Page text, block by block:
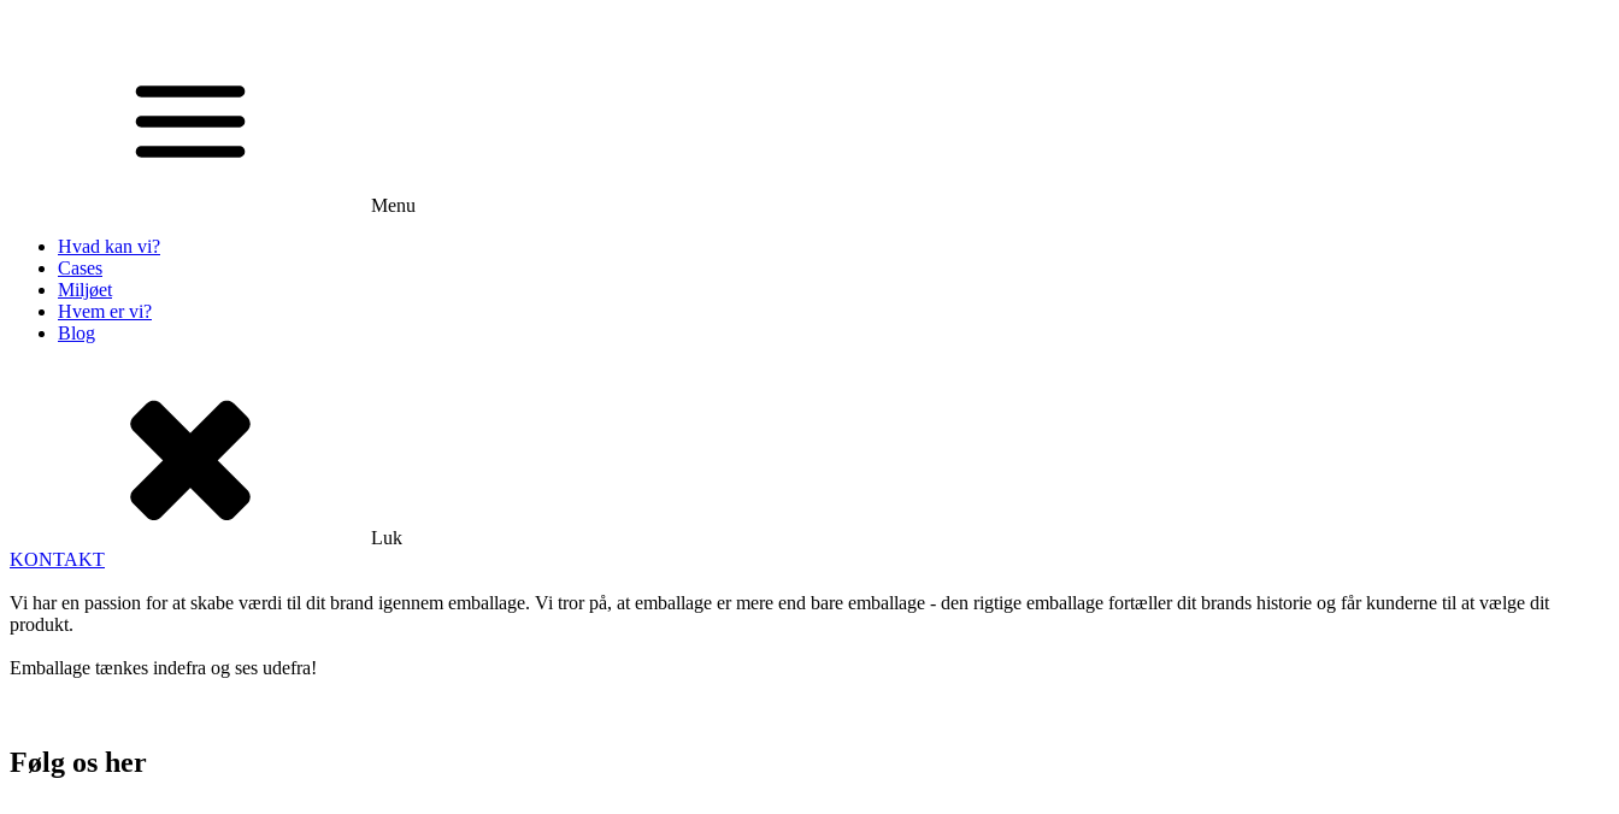
Menu
Hvad kan vi?
Cases
Miljøet
Hvem er vi?
Blog
Luk
KONTAKT
Vi har en passion for at skabe værdi til dit brand igennem emballage. Vi tror på, at emballage er mere end bare emballage - den rigtige emballage fortæller dit brands historie og får kunderne til at vælge dit
produkt.
Emballage tænkes indefra og ses udefra!
Følg os her